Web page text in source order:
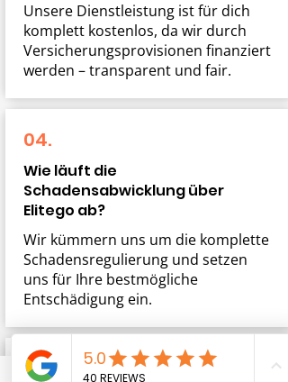
Unsere Dienstleistung ist für dich
komplett kostenlos, da wir durch
Versicherungsprovisionen finanziert
werden – transparent und fair.
04.
Wie läuft die
Schadensabwicklung über
Elitego ab?
Wir kümmern uns um die komplette
Schadensregulierung und setzen
uns für Ihre bestmögliche
Entschädigung ein.
05.